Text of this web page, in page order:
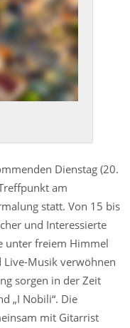
Dienstag (20.
am
statt. Von 15 bis
und Interessierte
unter freiem Himmel
Musik verwöhnen
sorgen in der Zeit
„I Nobili“. Die
mit Gitarrist